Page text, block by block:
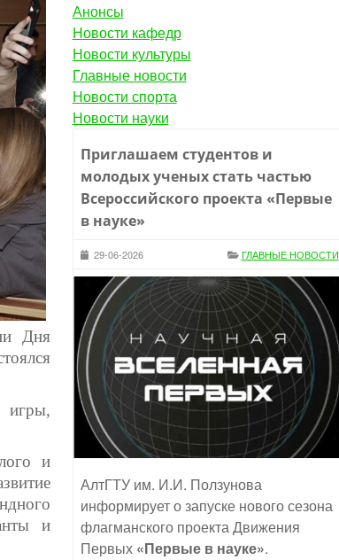
Дня
игры,
и
и
Анонсы
Новости кафедр
Новости культуры
Главные новости
Новости спорта
Новости науки
Приглашаем студентов и
молодых ученых стать частью
Всероссийского проекта «Первые
в науке»
29-06-2026 ГЛАВНЫЕ НОВОСТИ
АлтГТУ им. И.И. Ползунова
информирует о запуске нового сезона
флагманского проекта Движения
Первых «Первые в науке».